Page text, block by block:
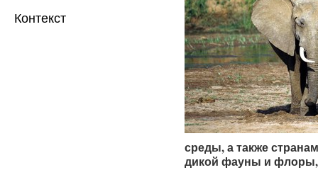
Контекст
среды, а также
дикой фауны и флоры,